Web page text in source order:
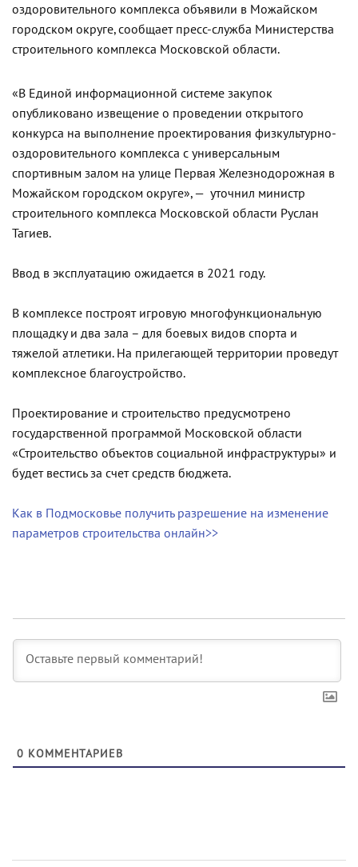
оздоровительного комплекса объявили в Можайском
городском округе, сообщает пресс-служба Министерства
строительного комплекса Московской области.
«В Единой информационной системе закупок
опубликовано извещение о проведении открытого
конкурса на выполнение проектирования физкультурно-
оздоровительного комплекса с универсальным
спортивным залом на улице Первая Железнодорожная в
Можайском городском округе», — уточнил министр
строительного комплекса Московской области Руслан
Тагиев.
Ввод в эксплуатацию ожидается в 2021 году.
В комплексе построят игровую многофункциональную
площадку и два зала – для боевых видов спорта и
тяжелой атлетики. На прилегающей территории проведут
комплексное благоустройство.
Проектирование и строительство предусмотрено
государственной программой Московской области
«Строительство объектов социальной инфраструктуры» и
будет вестись за счет средств бюджета.
Как в Подмосковье получить разрешение на изменение
параметров строительства онлайн>>
0 КОММЕНТАРИЕВ